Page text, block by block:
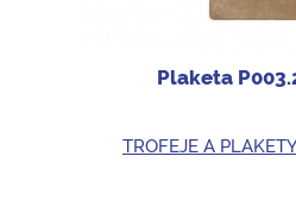
Plaketa
TROFEJE A